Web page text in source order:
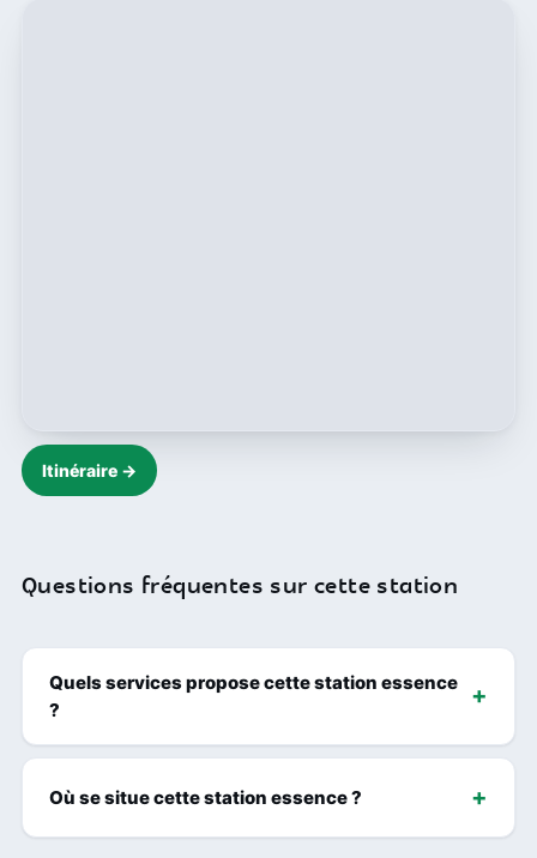
Itinéraire →
Questions fréquentes sur cette station
Quels services propose cette station essence
?
Où se situe cette station essence ?